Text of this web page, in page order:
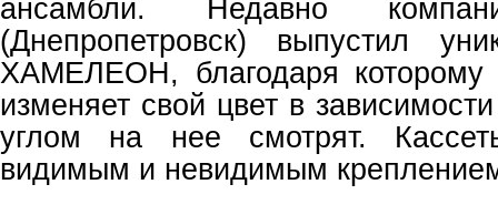
ансамбли. Недавно
(Днепропетровск) выпустил
ХАМЕЛЕОН, благодаря которому
изменяет свой цвет в
углом на нее смотрят.
видимым и невидимым